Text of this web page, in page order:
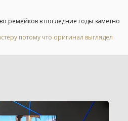
ремейков в последние годы заметно
потому что оригинал выглядел